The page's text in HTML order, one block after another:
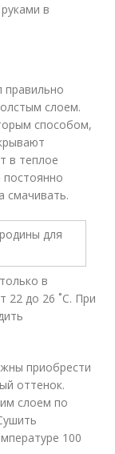
в
правильно
слоем.
способом,
в теплое
смачивать.
в
22 до 26 ˚C. При
приобрести
оттенок.
слоем по
100